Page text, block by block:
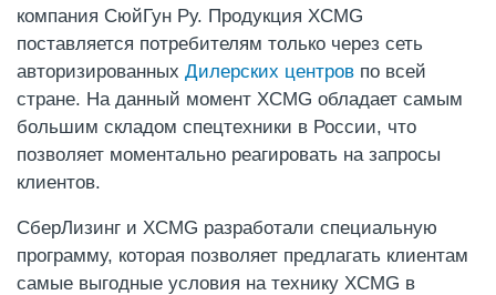
компания СюйГун Ру. Продукция XCMG
поставляется потребителям только через сеть
авторизированных Дилерских центров по всей
стране. На данный момент XCMG обладает самым
большим складом спецтехники в России, что
позволяет моментально реагировать на запросы
клиентов.
СберЛизинг и XCMG разработали специальную
программу, которая позволяет предлагать клиентам
самые выгодные условия на технику XCMG в